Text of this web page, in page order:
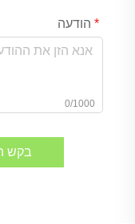
הודעה
0/1000
בקש